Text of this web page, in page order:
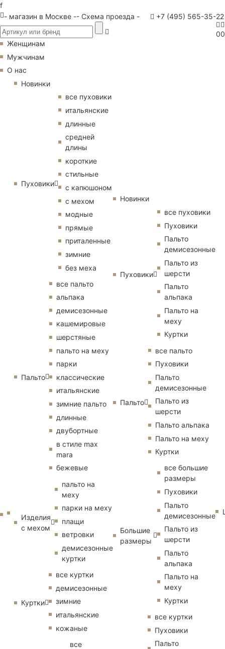
f
- магазин в Москве -- Схема проезда - +7 (495) 565-35-22
00
Женщинам
Мужчинам
О нас
Новинки
Пуховики
все пуховики
итальянские
длинные
средней
длины
короткие
стильные
с капюшоном
с мехом
модные
прямые
приталенные
зимние
без меха
Пальто
все пальто
альпака
демисезонные
кашемировые
шерстяные
пальто на меху
парки
классические
итальянские
зимние пальто
длинные
двубортные
в стиле max
mara
бежевые
Изделия
с мехом
пальто на
меху
парки на меху
плащи
ветровки
демисезонные
куртки
Куртки
все куртки
демисезонные
зимние
итальянские
кожаные
все
Новинки
Пуховики
все пуховики
Пуховики
Пальто
демисезонные
Пальто из
шерсти
Пальто
альпака
Пальто на
меху
Куртки
Пальто
все пальто
Пуховики
Пальто
демисезонные
Пальто из
шерсти
Пальто альпака
Пальто на меху
Куртки
Большие
размеры
все большие
размеры
Пуховики
Пальто
демисезонные
Пальто из
шерсти
Пальто
альпака
Пальто на
меху
Куртки
все куртки
Пуховики
Пальто